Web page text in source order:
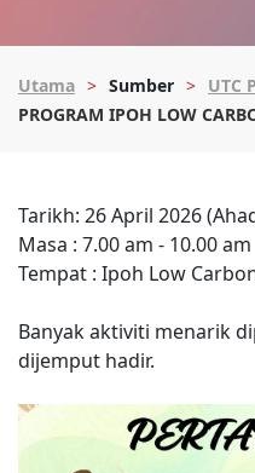
Utama Sumber UTC
PROGRAM IPOH LOW
Tarikh: 26 April 2026
Masa : 7.00 am - 10.00 am
Tempat : Ipoh Low
Banyak aktiviti menarik
dijemput hadir.